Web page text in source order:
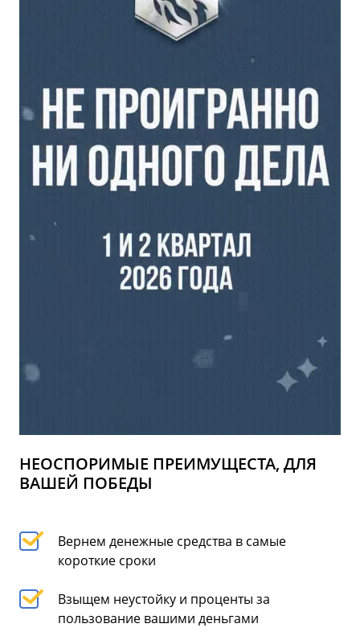
НЕОСПОРИМЫЕ ПРЕИМУЩЕСТА, ДЛЯ
ВАШЕЙ ПОБЕДЫ
Вернем денежные средства в самые
короткие сроки
Взыщем неустойку и проценты за
пользование вашими деньгами